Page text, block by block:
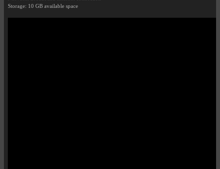
Storage: 10 GB available space